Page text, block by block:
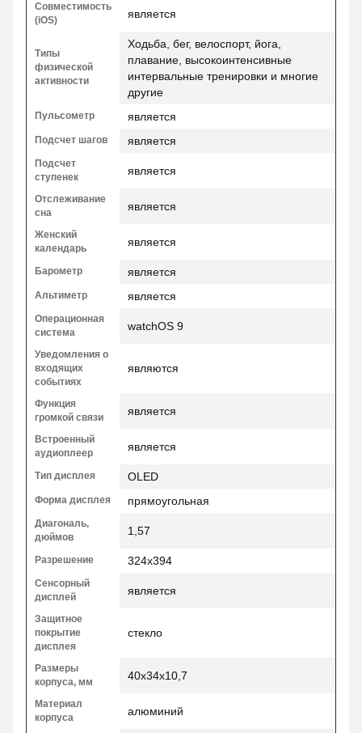
Совместимость
(iOS)
является
Типы
физической
активности
Ходьба, бег, велоспорт, йога,
плавание, высокоинтенсивные
интервальные тренировки и многие
другие
Пульсометр является
Подсчет шагов является
Подсчет
ступенек
является
Отслеживание
сна
является
Женский
календарь
является
Барометр является
Альтиметр является
Операционная
система
watchOS 9
Уведомления о
входящих
событиях
являются
Функция
громкой связи
является
Встроенный
аудиоплеер
является
Тип дисплея OLED
Форма дисплея прямоугольная
Диагональ,
дюймов
1,57
Разрешение 324x394
Сенсорный
дисплей
является
Защитное
покрытие
дисплея
стекло
Размеры
корпуса, мм
40x34x10,7
Материал
корпуса
алюминий